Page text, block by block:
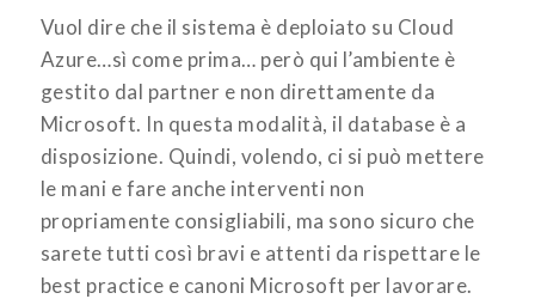
Vuol dire che il sistema è deploiato su Cloud
Azure…sì come prima… però qui l’ambiente è
gestito dal partner e non direttamente da
Microsoft. In questa modalità, il database è a
disposizione. Quindi, volendo, ci si può mettere
le mani e fare anche interventi non
propriamente consigliabili, ma sono sicuro che
sarete tutti così bravi e attenti da rispettare le
best practice e canoni Microsoft per lavorare.